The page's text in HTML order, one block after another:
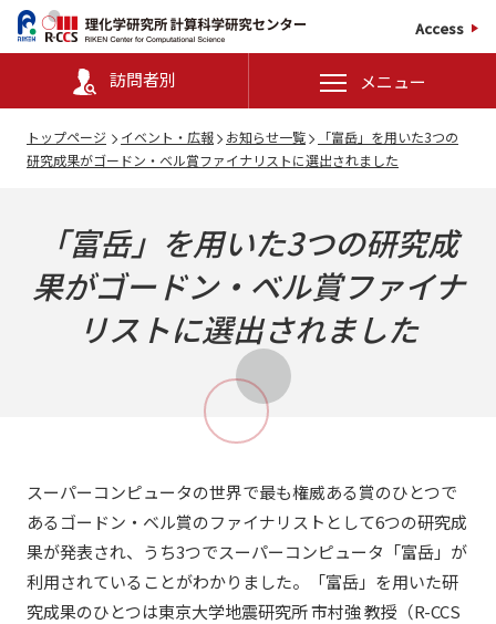
Access
訪問者別 メニュー
トップページ イベント・広報 お知らせ一覧
「富岳」を用いた3つの
研究成果がゴードン・ベル賞ファイナリストに選出されました
「富岳」を用いた3つの研究成
果がゴードン・ベル賞ファイナ
リストに選出されました
スーパーコンピュータの世界で最も権威ある賞のひとつで
あるゴードン・ベル賞のファイナリストとして6つの研究成
果が発表され、うち3つでスーパーコンピュータ「富岳」が
利用されていることがわかりました。「富岳」を用いた研
究成果のひとつは東京大学地震研究所 市村強 教授（R-CCS